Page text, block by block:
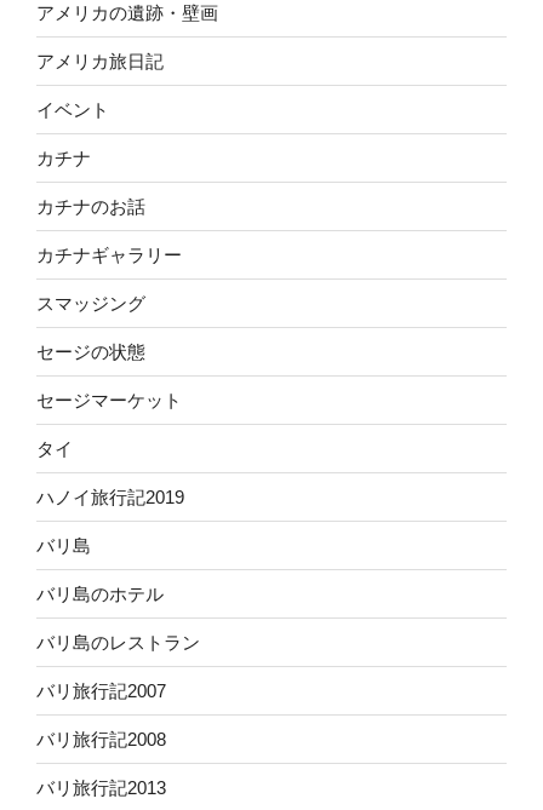
アメリカの遺跡・壁画
アメリカ旅日記
イベント
カチナ
カチナのお話
カチナギャラリー
スマッジング
セージの状態
セージマーケット
タイ
ハノイ旅行記2019
バリ島
バリ島のホテル
バリ島のレストラン
バリ旅行記2007
バリ旅行記2008
バリ旅行記2013